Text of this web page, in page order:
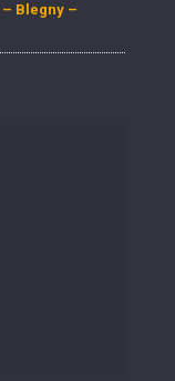
Blegny –